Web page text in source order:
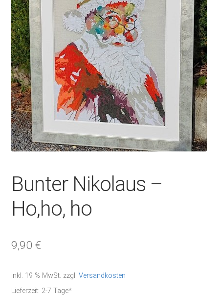
Bunter Nikolaus –
Ho,ho, ho
9,90 €
inkl. 19 % MwSt. zzgl. Versandkosten
Lieferzeit: 2-7 Tage*